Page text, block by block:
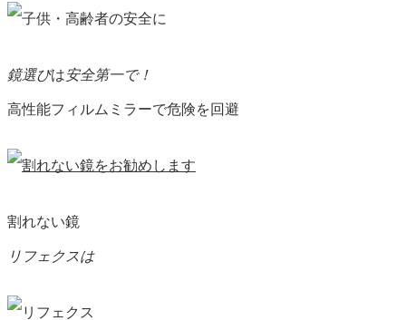
鏡選びは安全第一で！
高性能フィルムミラーで危険を回避
割れない鏡
リフェクスは